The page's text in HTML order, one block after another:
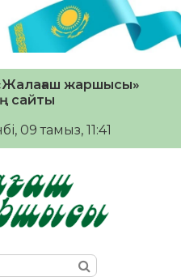
жаршысы»
сайты
09 тамыз, 11:41